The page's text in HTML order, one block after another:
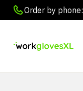
Order by phone: